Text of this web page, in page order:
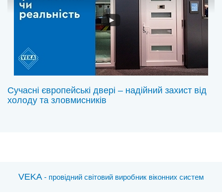
Сучасні європейські двері – надійний захист від
холоду та зловмисників
VEKA - провідний світовий виробник віконних систем